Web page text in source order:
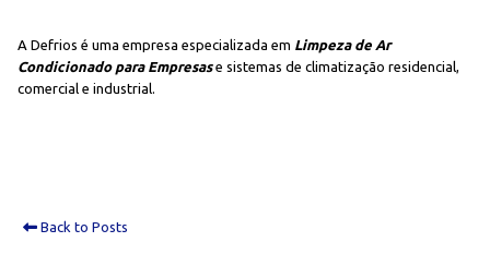
A Defrios é uma empresa especializada em Limpeza de Ar
Condicionado para Empresase sistemas de climatização residencial,
comercial e industrial.
Back to Posts